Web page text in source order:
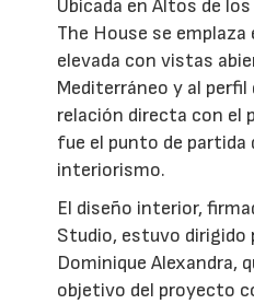
Ubicada en Altos de
The House se emplaza
elevada con vistas
Mediterráneo y al perfil
relación directa con el
fue el punto de partida
interiorismo.
El diseño interior,
Studio, estuvo
Dominique Alexandra,
objetivo del proyecto